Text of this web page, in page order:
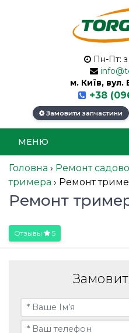
Пн-Пт: з
м. Київ, вул.
+38
Замовити запчастини
МЕНЮ
Головна › Ремонт
тримера › Ремонт
Ремонт
Отзывы 5